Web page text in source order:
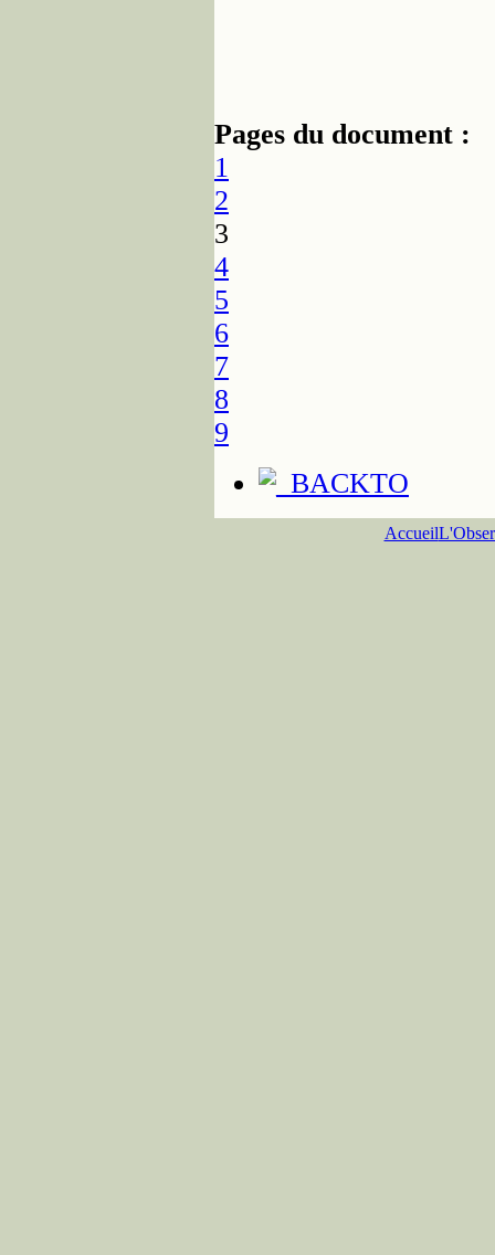
Pages du document :
1
2
3
4
5
6
7
8
9
Accueil